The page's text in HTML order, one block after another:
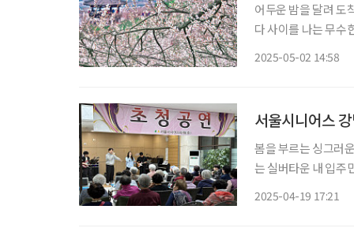
어두운 밤을 달려 도
다 사이를 나는 무수
2025-05-02 14:58
서울시니어스
봄을 부르는 싱그러
는 실버타운 내 입주
2025-04-19 17:21